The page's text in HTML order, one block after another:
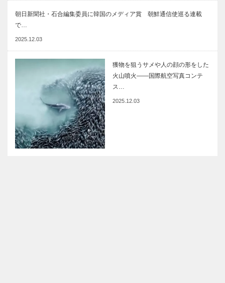
朝日新聞社・石合編集委員に韓国のメディア賞 朝鮮通信使巡る連載
で…
2025.12.03
獲物を狙うサメや人の顔の形をした
火山噴火――国際航空写真コンテ
ス…
2025.12.03